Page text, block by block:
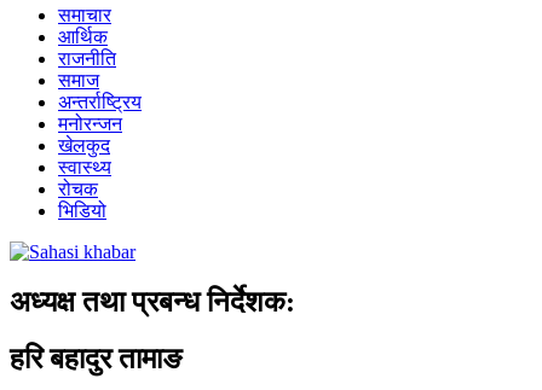
समाचार
आर्थिक
राजनीति
समाज
अन्तर्राष्ट्रिय
मनोरन्जन
खेलकुद
स्वास्थ्य
रोचक
भिडियो
अध्यक्ष तथा प्रबन्ध निर्देशक:
हरि बहादुर तामाङ